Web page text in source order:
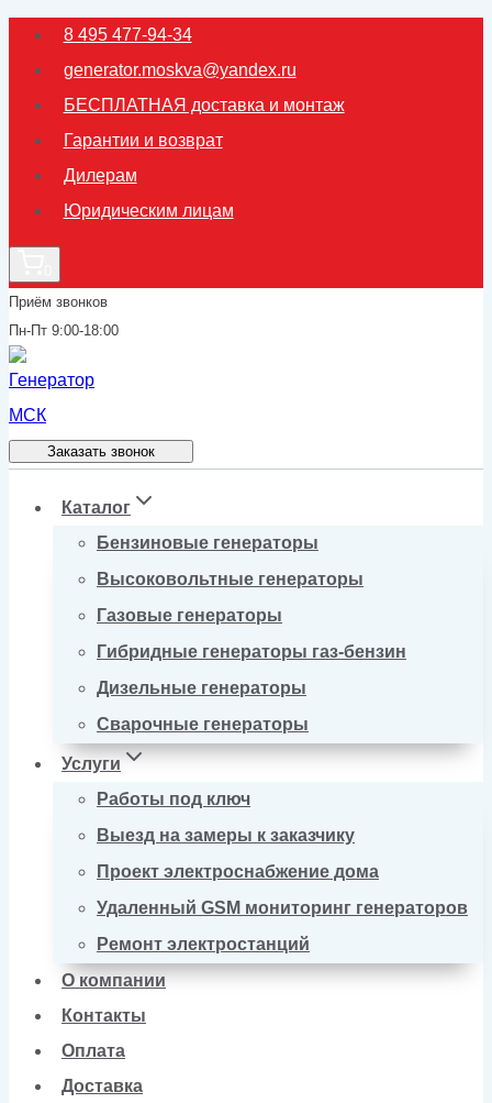
Перейти
содержимому
8 495 477-94-34
generator.moskva@yandex.ru
БЕСПЛАТНАЯ доставка и монтаж
Гарантии и возврат
Дилерам
Юридическим лицам
Приём звонков
Пн-Пт 9:00-18:00
Заказать звонок
Каталог
Бензиновые генераторы
Высоковольтные генераторы
Газовые генераторы
Гибридные генераторы газ-бензин
Дизельные генераторы
Сварочные генераторы
Услуги
Работы под ключ
Выезд на замеры к заказчику
Проект электроснабжение дома
Удаленный GSM мониторинг генераторов
Ремонт электростанций
О компании
Контакты
Оплата
Доставка